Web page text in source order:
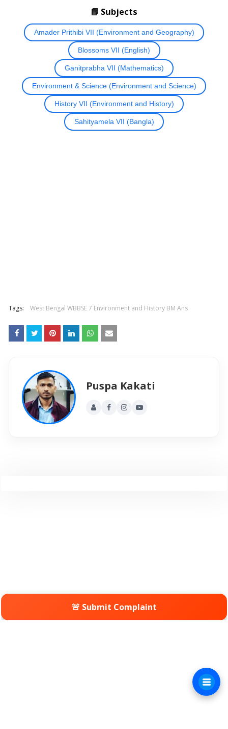
📘 Subjects
Amader Prithibi VII (Environment and Geography)
Blossoms VII (English)
Ganitprabha VII (Mathematics)
Environment & Science (Environment and Science)
History VII (Environment and History)
Sahityamela VII (Bangla)
Tags: West Bengal WBBSE 7 Environment and History BM Ans
Puspa Kakati
🚨 Submit Complaint